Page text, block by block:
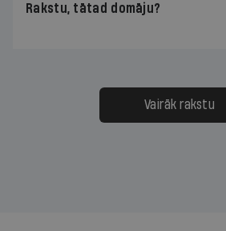
Rakstu, tātad domāju?
Vairāk rakstu